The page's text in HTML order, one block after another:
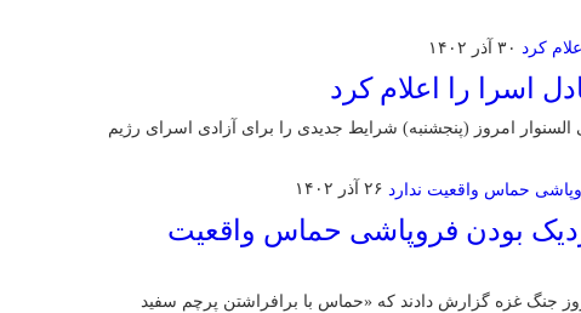
۳۰ آذر ۱۴۰۲
اسرا را اعلام کرد
امروز (پنجشنبه) شرایط جدیدی را برای آزادی اسرای رژیم
۲۶ آذر ۱۴۰۲
بودن فروپاشی حماس واقعیت
جنگ غزه گزارش دادند که «حماس با برافراشتن پرچم سفید